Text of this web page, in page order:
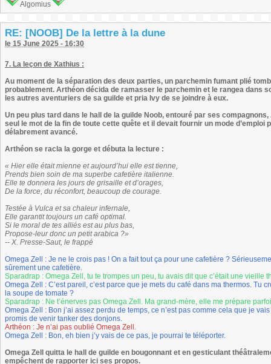
Algomius
RE: [NOOB] De la lettre à la dune
le 15 June 2025 - 16:30
7. La leçon de Xathius :
Au moment de la séparation des deux parties, un parchemin fumant plié
probablement. Arthéon décida de ramasser le parchemin et le rangea dans
les autres aventuriers de sa guilde et pria Ivy de se joindre à eux.
Un peu plus tard dans le hall de la guilde Noob, entouré par ses
seul le mot de la fin de toute cette quête et il devait fournir un mode
délabrement avancé.
Arthéon se racla la gorge et débuta la lecture :
« Hier elle était mienne et aujourd’hui elle est tienne,
Prends bien soin de ma superbe cafetière italienne.
Elle te donnera les jours de grisaille et d’orages,
De la force, du réconfort, beaucoup de courage.
Testée à Vulca et sa chaleur infernale,
Elle garantit toujours un café optimal.
Si le moral de tes alliés est au plus bas,
Propose-leur donc un petit arabica ?»
-- X. Presse-Saut, le frappé
Omega Zell : Je ne le crois pas ! On a fait tout ça pour une cafetière ?
sûrement une cafetière.
Sparadrap : Omega Zell, tu te trompes un peu, tu avais dit que c’était une vieille
Omega Zell : C’est pareil, c’est parce que je mets du café dans ma thermos. Tu
la soupe de tomate ?
Sparadrap : Ne t’énerves pas Omega Zell. Ma grand-mère, elle me prépare
Omega Zell : Bon j’ai assez perdu de temps, ce n’est pas comme cela que je
promis de venir tanker des donjons.
Arthéon : Je n’ai pas oublié Omega Zell.
Omega Zell : Bon, eh bien j’y vais de ce pas, je pourrai te téléporter.
Omega Zell quitta le hall de guilde en bougonnant et en gesticulant
empêchent de rapporter ici ses propos.